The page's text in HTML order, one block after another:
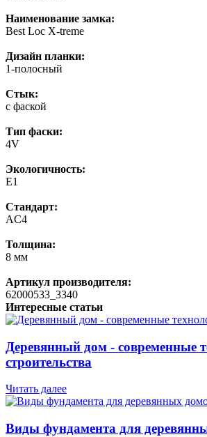
Наименование замка:
Best Loc X-treme
Дизайн планки:
1-полосный
Стык:
с фаской
Тип фаски:
4V
Экологичность:
E1
Стандарт:
AC4
Толщина:
8 мм
Артикул производителя:
62000533_3340
Интересные статьи
Деревянный дом - современные
строительства
Читать далее
Виды фундамента для